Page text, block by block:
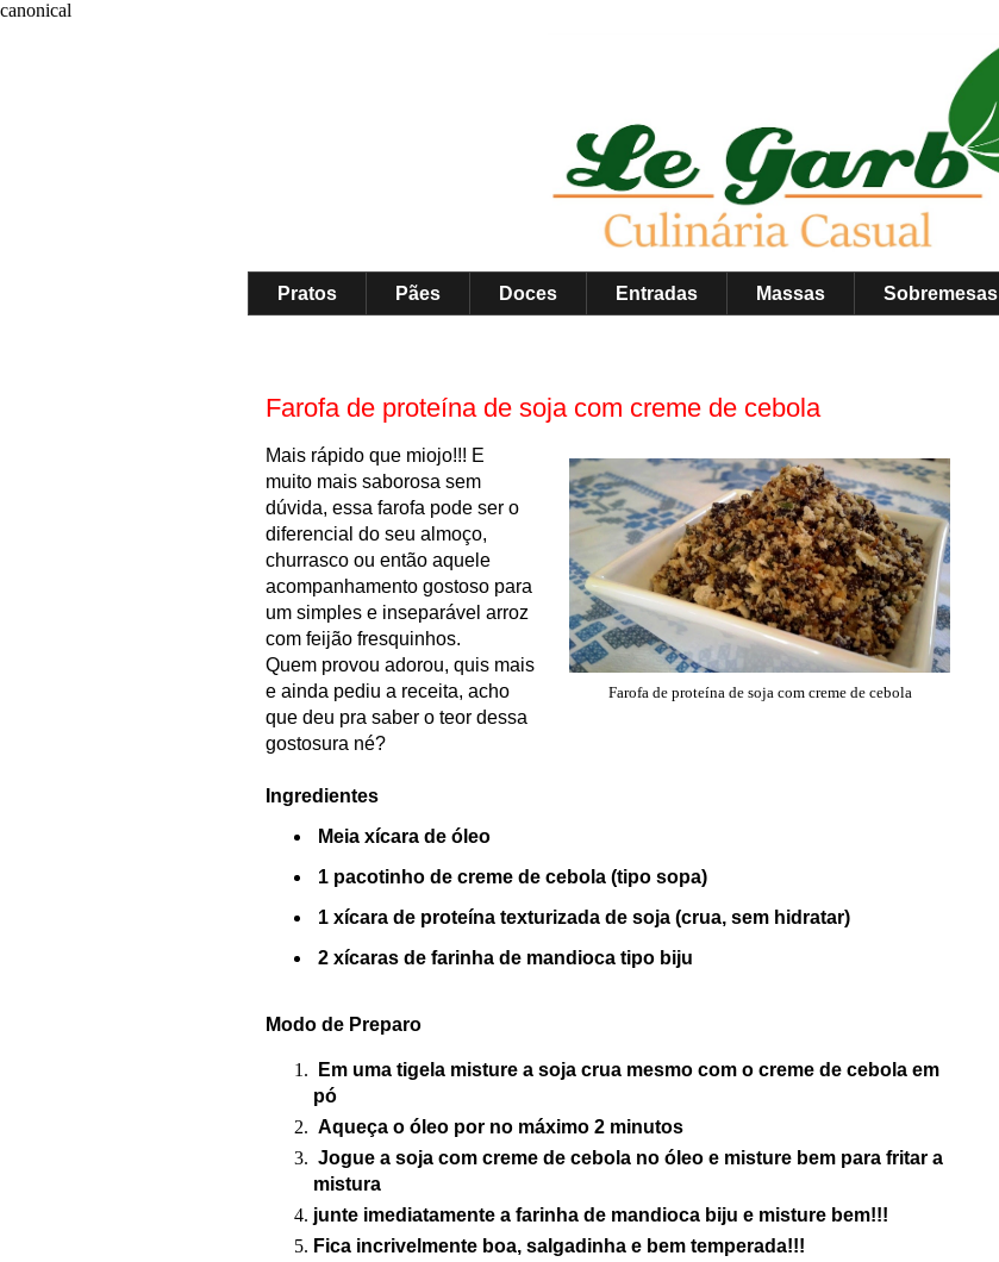
canonical
Pratos Pães Doces Entradas Massas Sobremesas
Farofa de proteína de soja com creme de cebola
Farofa de proteína de soja com creme de cebola
Mais rápido que miojo!!! E
muito mais saborosa sem
dúvida, essa farofa pode ser o
diferencial do seu almoço,
churrasco ou então aquele
acompanhamento gostoso para
um simples e inseparável arroz
com feijão fresquinhos.
Quem provou adorou, quis mais
e ainda pediu a receita, acho
que deu pra saber o teor dessa
gostosura né?
Ingredientes
Meia xícara de óleo
1 pacotinho de creme de cebola (tipo sopa)
1 xícara de proteína texturizada de soja (crua, sem hidratar)
2 xícaras de farinha de mandioca tipo biju
Modo de Preparo
Em uma tigela misture a soja crua mesmo com o creme de cebola em
pó
Aqueça o óleo por no máximo 2 minutos
Jogue a soja com creme de cebola no óleo e misture bem para fritar a
mistura
junte imediatamente a farinha de mandioca biju e misture bem!!!
Fica incrivelmente boa, salgadinha e bem temperada!!!